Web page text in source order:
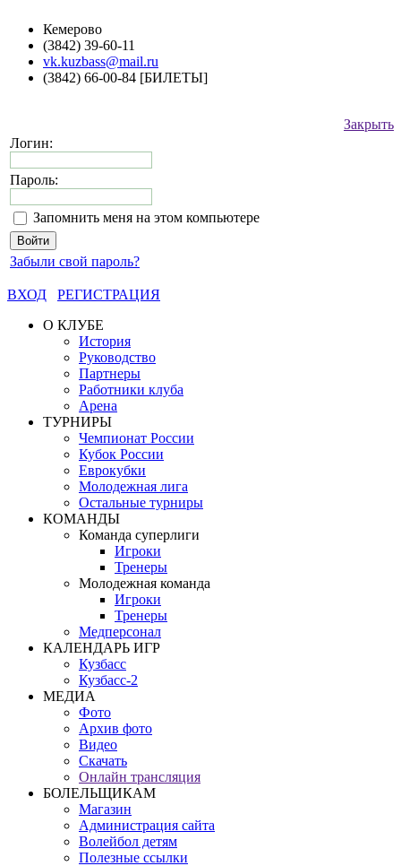
Кемерово
(3842) 39-60-11
vk.kuzbass@mail.ru
(3842) 66-00-84 [БИЛЕТЫ]
Закрыть
Логин:
Пароль:
Запомнить меня на этом компьютере
Забыли свой пароль?
ВХОД
РЕГИСТРАЦИЯ
О КЛУБЕ
История
Руководство
Партнеры
Работники клуба
Арена
ТУРНИРЫ
Чемпионат России
Кубок России
Еврокубки
Молодежная лига
Остальные турниры
КОМАНДЫ
Команда суперлиги
Игроки
Тренеры
Молодежная команда
Игроки
Тренеры
Медперсонал
КАЛЕНДАРЬ ИГР
Кузбасс
Кузбасс-2
МЕДИА
Фото
Архив фото
Видео
Скачать
Онлайн трансляция
БОЛЕЛЬЩИКАМ
Магазин
Администрация сайта
Волейбол детям
Полезные ссылки